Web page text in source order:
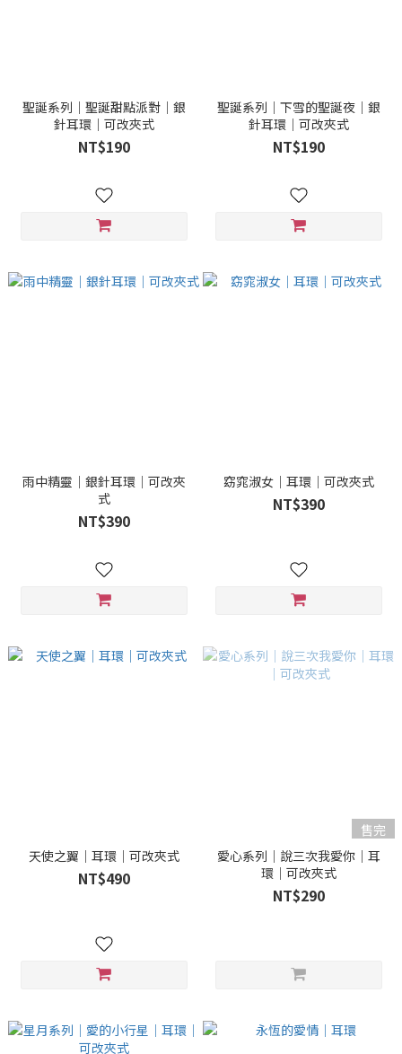
聖誕系列｜聖誕甜點派對｜銀
針耳環｜可改夾式
NT$190
聖誕系列｜下雪的聖誕夜｜銀
針耳環｜可改夾式
NT$190
雨中精靈｜銀針耳環｜可改夾
式
NT$390
窈窕淑女｜耳環｜可改夾式
NT$390
天使之翼｜耳環｜可改夾式
NT$490
售完
愛心系列｜說三次我愛你｜耳
環｜可改夾式
NT$290